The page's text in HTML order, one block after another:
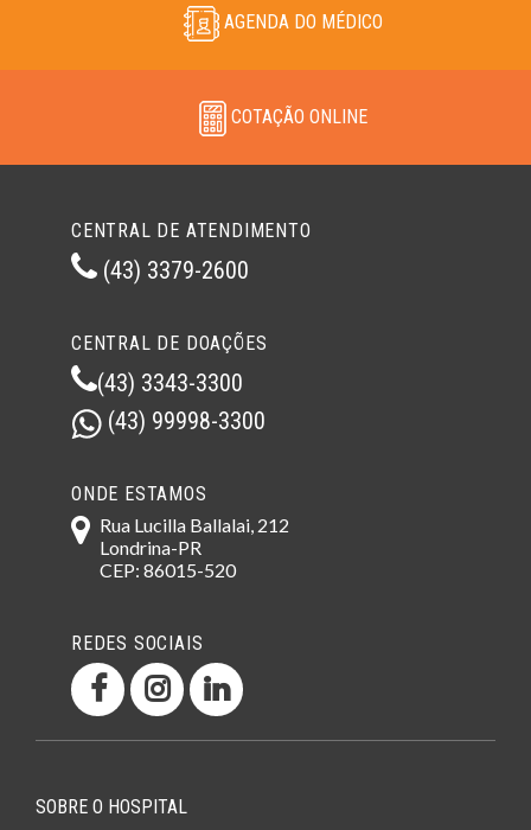
AGENDA DO MÉDICO
COTAÇÃO ONLINE
CENTRAL DE ATENDIMENTO
(43) 3379-2600
CENTRAL DE DOAÇÕES
(43) 3343-3300
(43) 99998-3300
ONDE ESTAMOS
Rua Lucilla Ballalai, 212
Londrina-PR
CEP: 86015-520
REDES SOCIAIS
SOBRE O HOSPITAL